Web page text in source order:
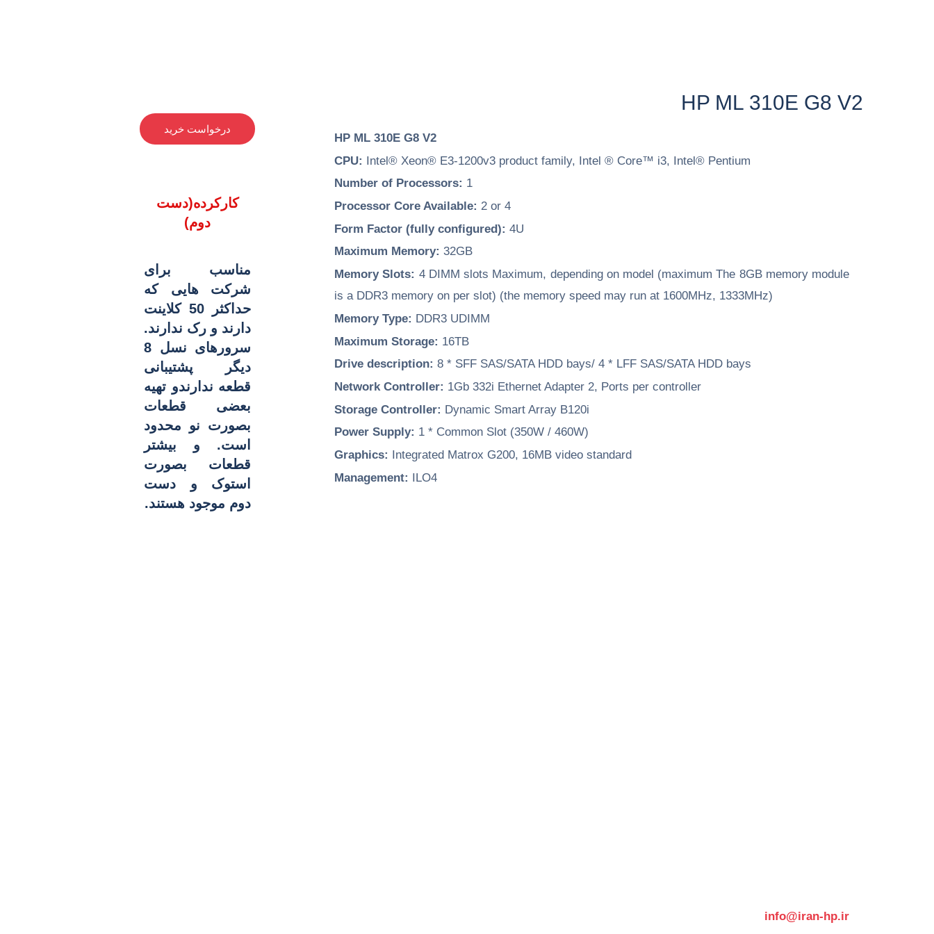
HP ML 310E G8 V2
HP ML 310E G8 V2
CPU: Intel® Xeon® E3-1200v3 product family, Intel ® Core™ i3, Intel® Pentium
Number of Processors: 1
Processor Core Available: 2 or 4
Form Factor (fully configured): 4U
Maximum Memory:32GB
Memory Slots: 4 DIMM slots Maximum, depending on model (maximum The 8GB memory module
is a DDR3 memory on per slot) (the memory speed may run at 1600MHz, 1333MHz)
Memory Type: DDR3 UDIMM
Maximum Storage: 16TB
Drive description:8 * SFF SAS/SATA HDD bays/ 4 * LFF SAS/SATA HDD bays
Network Controller: 1Gb 332i Ethernet Adapter 2, Ports per controller
Storage Controller: Dynamic Smart Array B120i
Power Supply: 1 * Common Slot (350W / 460W)
Graphics: Integrated Matrox G200, 16MB video standard
Management: ILO4
درخواست خرید
کارکرده(دست
دوم)
مناسب برای
شرکت هایی که
حداکثر 50 کلاینت
دارند و رک ندارند.
سرورهای نسل 8
دیگر پشتیبانی
قطعه ندارندو تهیه
بعضی قطعات
بصورت نو محدود
است. و بیشتر
قطعات بصورت
استوک و دست
دوم موجود هستند.
info@iran-hp.ir